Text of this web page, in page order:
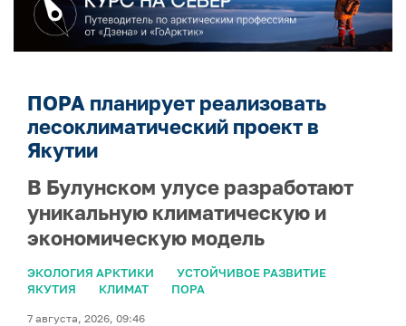
ПОРА планирует реализовать
лесоклиматический проект в
Якутии
В Булунском улусе разработают
уникальную климатическую и
экономическую модель
ЭКОЛОГИЯ АРКТИКИ
УСТОЙЧИВОЕ РАЗВИТИЕ
ЯКУТИЯ
КЛИМАТ ПОРА
7 августа, 2026, 09:46